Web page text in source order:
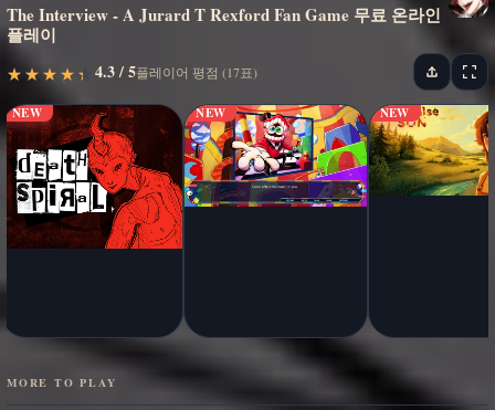
The Interview - A Jurard T Rexford Fan Game 무료 온라인
플레이
★
★ ★
★ ★
★ ★
★ ★★ 4.3 / 5플레이어 평점 (17표)
NEW NEW NEW
MORE TO PLAY